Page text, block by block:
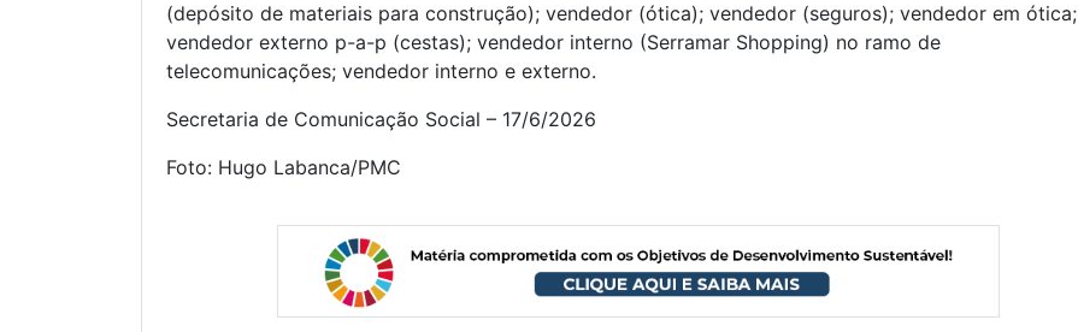
(depósito de materiais para construção); vendedor (ótica); vendedor (seguros); vendedor em ótica;
vendedor externo p-a-p (cestas); vendedor interno (Serramar Shopping) no ramo de
telecomunicações; vendedor interno e externo.
Secretaria de Comunicação Social – 17/6/2026
Foto: Hugo Labanca/PMC